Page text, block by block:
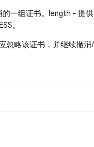
一组证书。length - 提
。
忽略该证书，并继续撤